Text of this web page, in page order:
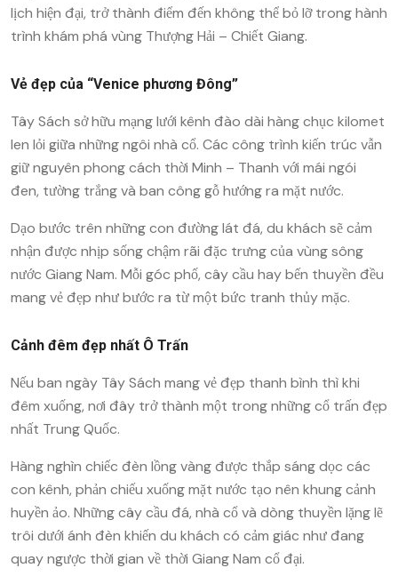
lịch hiện đại, trở thành điểm đến không thể bỏ lỡ trong hành
trình khám phá vùng Thượng Hải – Chiết Giang.
Vẻ đẹp của “Venice phương Đông”
Tây Sách sở hữu mạng lưới kênh đào dài hàng chục kilomet
len lỏi giữa những ngôi nhà cổ. Các công trình kiến trúc vẫn
giữ nguyên phong cách thời Minh – Thanh với mái ngói
đen, tường trắng và ban công gỗ hướng ra mặt nước.
Dạo bước trên những con đường lát đá, du khách sẽ cảm
nhận được nhịp sống chậm rãi đặc trưng của vùng sông
nước Giang Nam. Mỗi góc phố, cây cầu hay bến thuyền đều
mang vẻ đẹp như bước ra từ một bức tranh thủy mặc.
Cảnh đêm đẹp nhất Ô Trấn
Nếu ban ngày Tây Sách mang vẻ đẹp thanh bình thì khi
đêm xuống, nơi đây trở thành một trong những cổ trấn đẹp
nhất Trung Quốc.
Hàng nghìn chiếc đèn lồng vàng được thắp sáng dọc các
con kênh, phản chiếu xuống mặt nước tạo nên khung cảnh
huyền ảo. Những cây cầu đá, nhà cổ và dòng thuyền lặng lẽ
trôi dưới ánh đèn khiến du khách có cảm giác như đang
quay ngược thời gian về thời Giang Nam cổ đại.